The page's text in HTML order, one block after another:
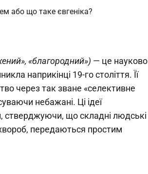
«благородний») — це науково
наприкінці 19-го століття. Її
через так зване «селективне
небажані. Ці ідеї
стверджуючи, що складні людські
хвороб, передаються простим